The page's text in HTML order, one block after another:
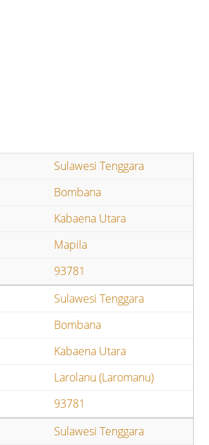
Sulawesi Tenggara
Bombana
Kabaena Utara
Mapila
93781
Sulawesi Tenggara
Bombana
Kabaena Utara
Larolanu (Laromanu)
93781
Sulawesi Tenggara